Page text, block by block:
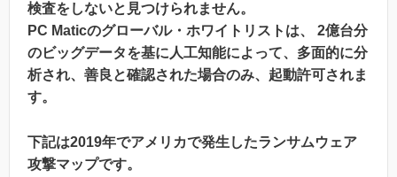
検査をしないと見つけられません。
PC Maticのグローバル・ホワイトリストは、 2億台分
のビッグデータを基に人工知能によって、多面的に分
析され、善良と確認された場合のみ、起動許可されま
す。
下記は2019年でアメリカで発生したランサムウェア
攻撃マップです。